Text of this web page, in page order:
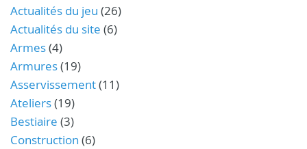
Actualités du jeu (26)
Actualités du site (6)
Armes(4)
Armures(19)
Asservissement(11)
Ateliers(19)
Bestiaire (3)
Construction (6)